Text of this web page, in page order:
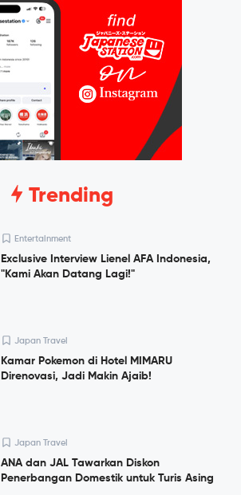
Trending
Entertainment
Exclusive Interview Lienel AFA Indonesia,
"Kami Akan Datang Lagi!"
Japan Travel
Kamar Pokemon di Hotel MIMARU
Direnovasi, Jadi Makin Ajaib!
Japan Travel
ANA dan JAL Tawarkan Diskon
Penerbangan Domestik untuk Turis Asing